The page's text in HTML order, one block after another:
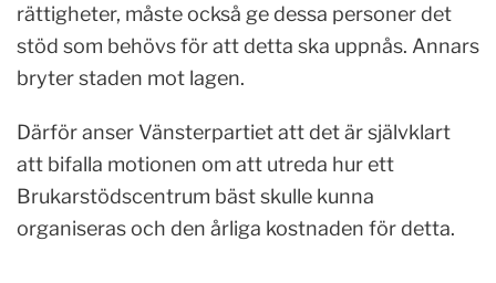
rättigheter, måste också ge dessa personer det
stöd som behövs för att detta ska uppnås. Annars
bryter staden mot lagen.
Därför anser Vänsterpartiet att det är självklart
att bifalla motionen om att utreda hur ett
Brukarstödscentrum bäst skulle kunna
organiseras och den årliga kostnaden för detta.